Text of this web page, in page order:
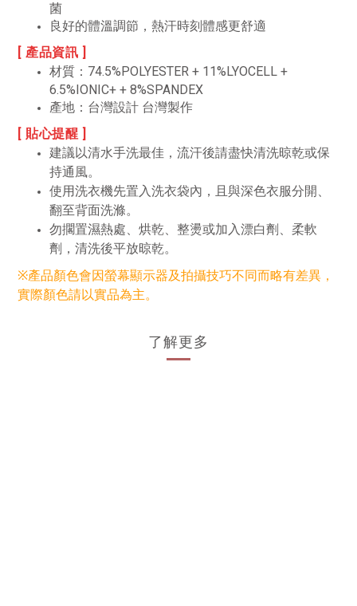
菌
良好的體溫調節，熱汗時刻體感更舒適
[ 產品資訊 ]
材質： 74.5%POLYESTER + 11%LYOCELL +
6.5%IONIC+ + 8%SPANDEX
產地： 台灣設計 台灣製作
[ 貼心提醒 ]
建議以清水手洗最佳，流汗後請盡快清洗晾乾或保
持通風。
使用洗衣機先置入洗衣袋內，且與深色衣服分開、
翻至背面洗滌。
勿擱置濕熱處、烘乾、整燙或加入漂白劑、柔軟
劑，清洗後平放晾乾。
※產品顏色會因螢幕顯示器及拍攝技巧不同而略有差異，
實際顏色請以實品為主。
了解更多